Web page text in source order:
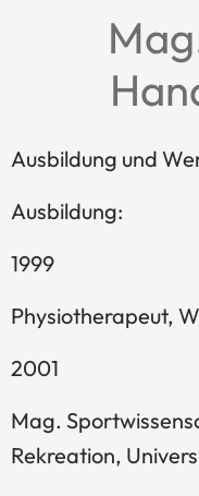
Ausbildung und
Ausbildung:
1999
Physiotherapeut,
2001
Mag.
Rekreation,